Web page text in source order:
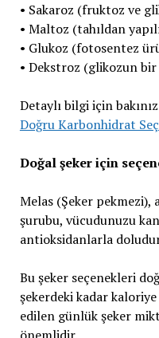
• Sakaroz (fruktoz ve
• Maltoz (tahıldan
• Glukoz (fotosentez
• Dekstroz (glikozun
Detaylı bilgi için
Doğru Karbonhidrat
Doğal şeker için
Melas (Şeker pekmezi),
şurubu, vücudunuzu
antioksidanlarla
Bu şeker seçenekleri
şekerdeki kadar
edilen günlük şeker